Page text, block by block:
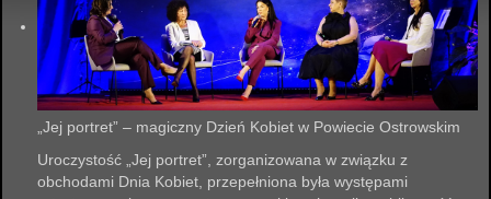
„Jej portret” – magiczny Dzień Kobiet w Powiecie Ostrowskim
Uroczystość „Jej portret”, zorganizowana w związku z
obchodami Dnia Kobiet, przepełniona była występami